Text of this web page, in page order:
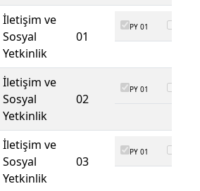
İletişim ve
Sosyal
Yetkinlik
01
PY 01
İletişim ve
Sosyal
Yetkinlik
02
PY 01
İletişim ve
Sosyal
Yetkinlik
03
PY 01